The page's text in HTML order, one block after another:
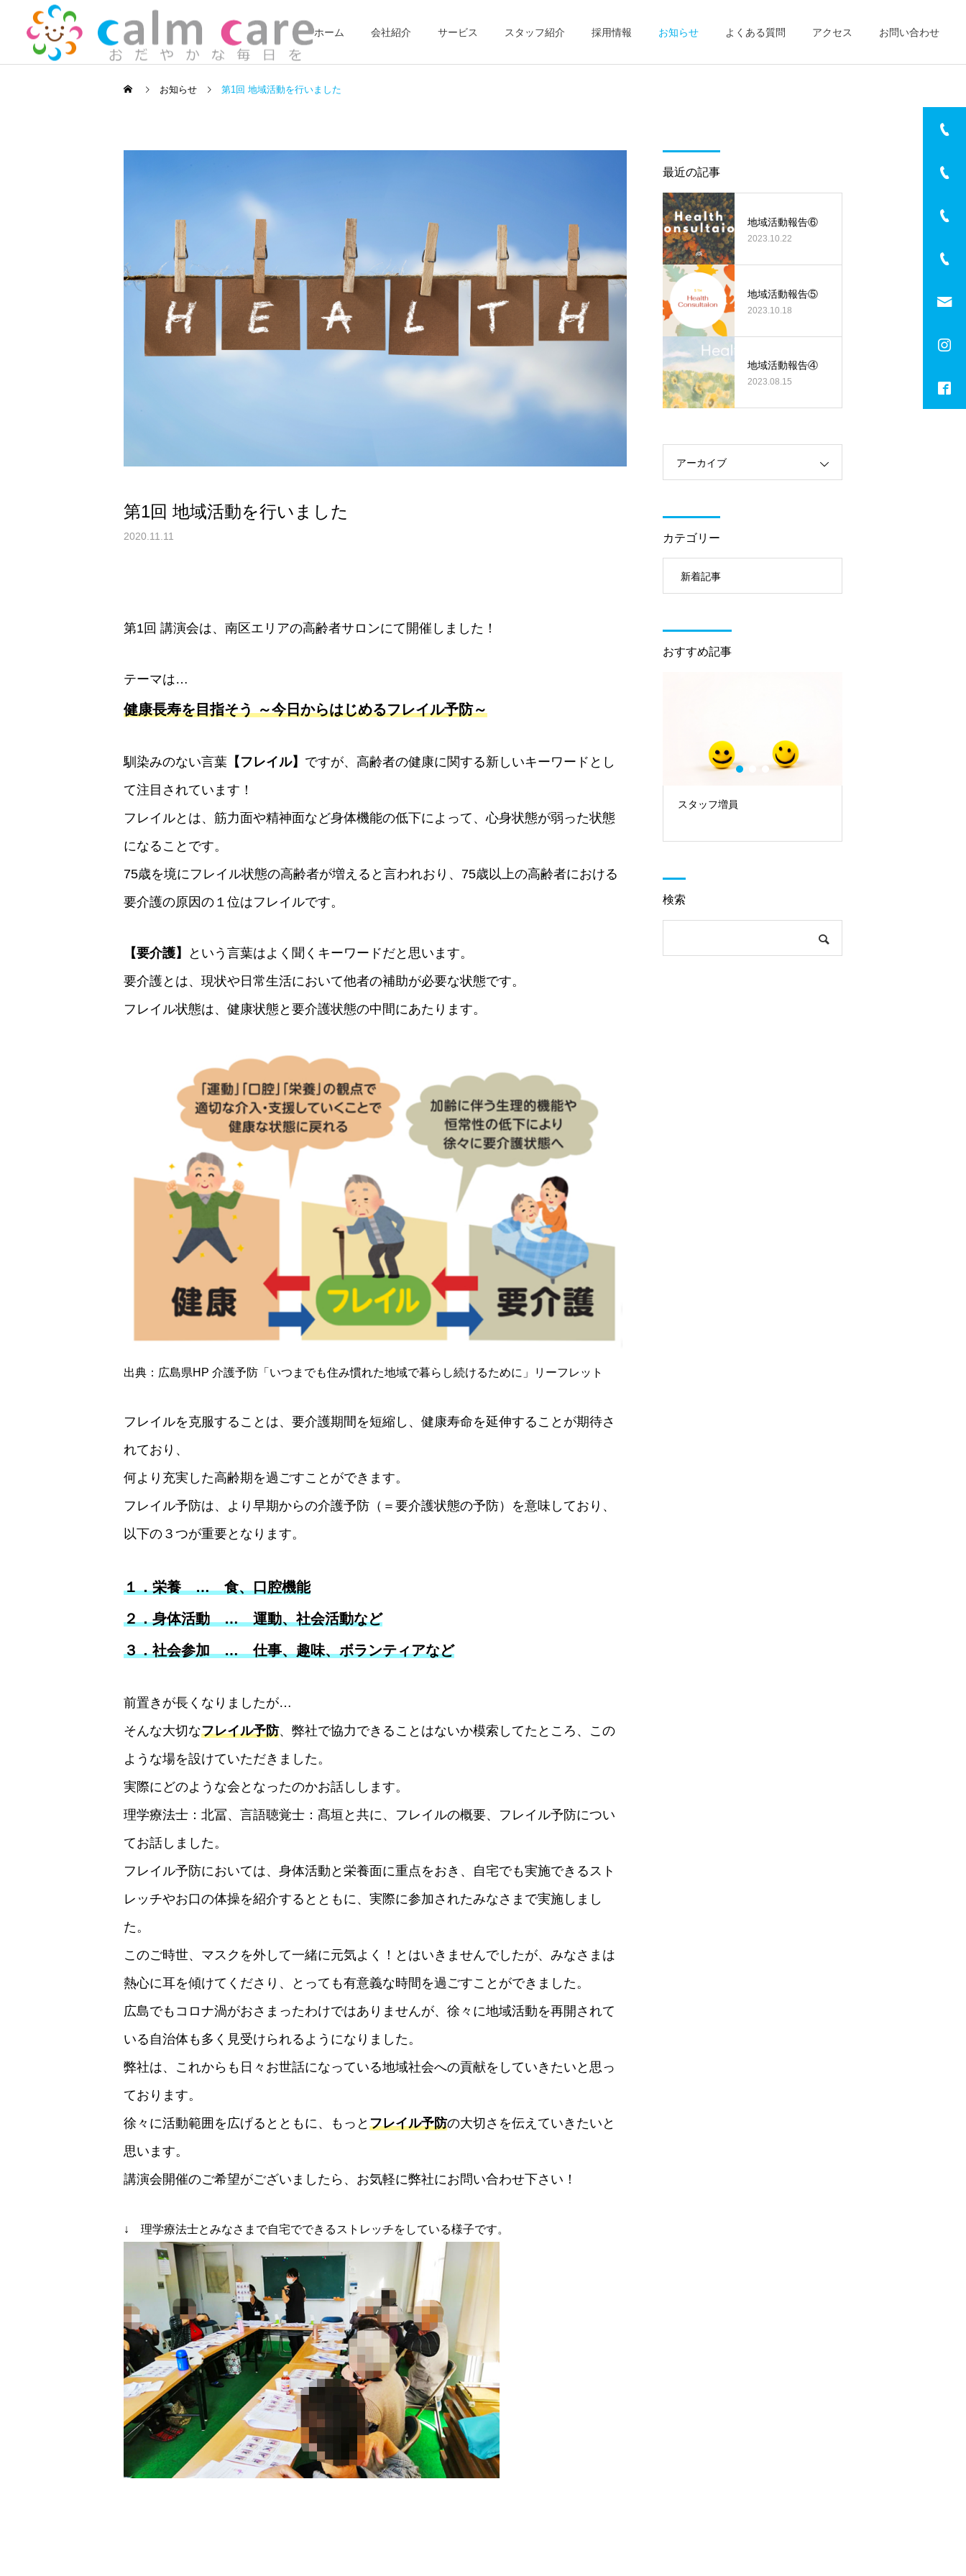
ホーム 会社紹介 サービス スタッフ紹介 採用情報 お知らせ よくある質問 アクセス お問い合わせ
地域活動報告⑥ 地域活動報告⑤ 地域活動報告③
カルム訪問看護ステーショ
お知らせ 第1回 地域活動を行いました
第1回 地域活動を行いました
2020.11.11
第1回 講演会は、南区エリアの高齢者サロンにて開催しました！
テーマは…
健康長寿を目指そう ～今日からはじめるフレイル予防～
馴染みのない言葉 【フレイル】 ですが、高齢者の健康に関する新しいキーワードとし
て注目されています！
フレイルとは、筋力面や精神面など身体機能の低下によって、心身状態が弱った状態
になることです。
75歳を境にフレイル状態の高齢者が増えると言われおり、75歳以上の高齢者における
要介護の原因の１位はフレイルです。
【要介護】
という言葉はよく聞くキーワードだと思います。
要介護とは、現状や日常生活において他者の補助が必要な状態です。
フレイル状態は、健康状態と要介護状態の中間にあたります。
出典：広島県HP 介護予防「いつまでも住み慣れた地域で暮らし続けるために」リーフレット
フレイルを克服することは、要介護期間を短縮し、健康寿命を延伸することが期待さ
れており、
何より充実した高齢期を過ごすことができます。
フレイル予防は、より早期からの介護予防（＝要介護状態の予防）を意味しており、
以下の３つが重要となります。
１．栄養 … 食、口腔機能
２．身体活動 … 運動、社会活動など
３．社会参加 … 仕事、趣味、ボランティアなど
前置きが長くなりましたが…
そんな大切なフレイル予防、弊社で協力できることはないか模索してたところ、この
ような場を設けていただきました。
実際にどのような会となったのかお話しします。
理学療法士：北冨、言語聴覚士：髙垣と共に、フレイルの概要、フレイル予防につい
てお話しました。
フレイル予防においては、身体活動と栄養面に重点をおき、自宅でも実施できるスト
レッチやお口の体操を紹介するとともに、 実際に参加されたみなさまで実施しまし
た。
このご時世、マスクを外して一緒に元気よく！とはいきませんでしたが、みなさまは
熱心に耳を傾けてくださり、とっても有意義な時間を過ごすことができました。
広島でもコロナ渦がおさまったわけではありませんが、徐々に地域活動を再開されて
いる自治体も多く見受けられるようになりました。
弊社は、これからも日々お世話になっている地域社会への貢献をしていきたいと思っ
ております。
徐々に活動範囲を広げるとともに、もっと フレイル予防の大切さを伝えていきたいと
思います。
講演会開催のご希望がございましたら、お気軽に弊社にお問い合わせ下さい！
↓ 理学療法士とみなさまで自宅でできるストレッチをしている様子です。
最近の記事
地域活動報告⑥
2023.10.22
地域活動報告⑤
2023.10.18
地域活動報告④
2023.08.15
アーカイブ
カテゴリー
新着記事
おすすめ記事
地域活動報告④
検索